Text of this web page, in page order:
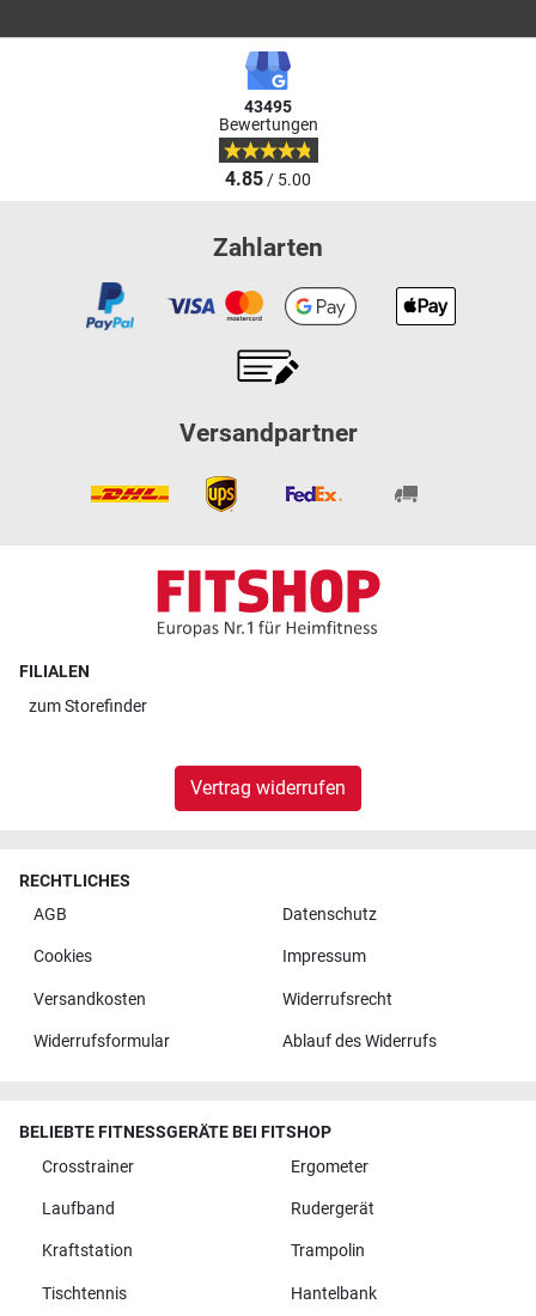
43495
Bewertungen
4.85/ 5.00
Zahlarten
Versandpartner
FILIALEN
zumStorefinder
Vertrag widerrufen
RECHTLICHES
AGB
Datenschutz
Cookies Impressum
Versandkosten Widerrufsrecht
Widerrufsformular Ablauf des Widerrufs
BELIEBTE FITNESSGERÄTE BEI FITSHOP
Crosstrainer
Ergometer
Laufband Rudergerät
Kraftstation Trampolin
Tischtennis Hantelbank